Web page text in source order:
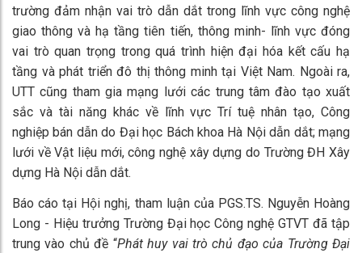
trường đảm nhận vai trò dẫn dắt trong lĩnh vực công nghệ
giao thông và hạ tầng tiên tiến, thông minh- lĩnh vực đóng
vai trò quan trọng trong quá trình hiện đại hóa kết cấu hạ
tầng và phát triển đô thị thông minh tại Việt Nam. Ngoài ra,
UTT cũng tham gia mạng lưới các trung tâm đào tạo xuất
sắc và tài năng khác về lĩnh vực Trí tuệ nhân tạo, Công
nghiệp bán dẫn do Đại học Bách khoa Hà Nội dẫn dắt; mạng
lưới về Vật liệu mới, công nghệ xây dựng do Trường ĐH Xây
dựng Hà Nội dẫn dắt.
Báo cáo tại Hội nghị, tham luận của PGS.TS. Nguyễn Hoàng
Long - Hiệu trưởng Trường Đại học Công nghệ GTVT đã tập
trung vào chủ đề “Phát huy vai trò chủ đạo của Trường Đại